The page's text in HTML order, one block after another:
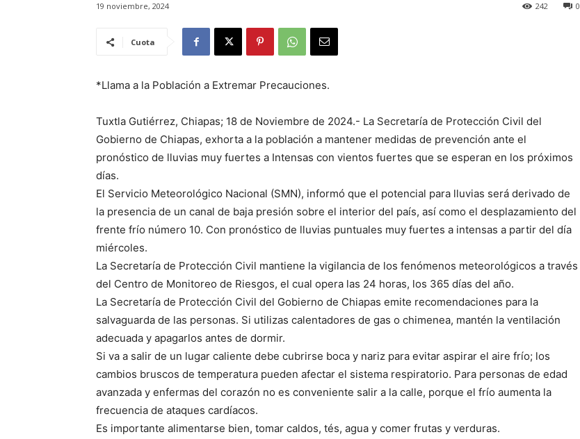
19 noviembre, 2024 0
242
Cuota
*Llama a la Población a Extremar Precauciones.
Tuxtla Gutiérrez, Chiapas; 18 de Noviembre de 2024.- La Secretaría de Protección Civil del
Gobierno de Chiapas, exhorta a la población a mantener medidas de prevención ante el
pronóstico de lluvias muy fuertes a Intensas con vientos fuertes que se esperan en los próximos
días.
El Servicio Meteorológico Nacional (SMN), informó que el potencial para lluvias será derivado de
la presencia de un canal de baja presión sobre el interior del país, así como el desplazamiento del
frente frío número 10. Con pronóstico de lluvias puntuales muy fuertes a intensas a partir del día
miércoles.
La Secretaría de Protección Civil mantiene la vigilancia de los fenómenos meteorológicos a través
del Centro de Monitoreo de Riesgos, el cual opera las 24 horas, los 365 días del año.
La Secretaría de Protección Civil del Gobierno de Chiapas emite recomendaciones para la
salvaguarda de las personas. Si utilizas calentadores de gas o chimenea, mantén la ventilación
adecuada y apagarlos antes de dormir.
Si va a salir de un lugar caliente debe cubrirse boca y nariz para evitar aspirar el aire frío; los
cambios bruscos de temperatura pueden afectar el sistema respiratorio. Para personas de edad
avanzada y enfermas del corazón no es conveniente salir a la calle, porque el frío aumenta la
frecuencia de ataques cardíacos.
Es importante alimentarse bien, tomar caldos, tés, agua y comer frutas y verduras.